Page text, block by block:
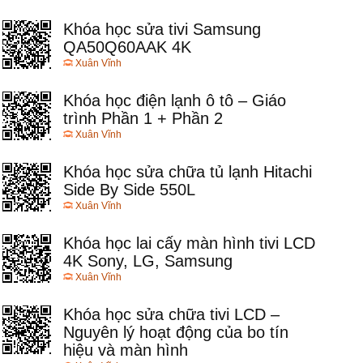
Khóa học sửa tivi Samsung
QA50Q60AAK 4K
Xuân Vĩnh
Khóa học điện lạnh ô tô – Giáo
trình Phần 1 + Phần 2
Xuân Vĩnh
Khóa học sửa chữa tủ lạnh Hitachi
Side By Side 550L
Xuân Vĩnh
Khóa học lai cấy màn hình tivi LCD
4K Sony, LG, Samsung
Xuân Vĩnh
Khóa học sửa chữa tivi LCD –
Nguyên lý hoạt động của bo tín
hiệu và màn hình